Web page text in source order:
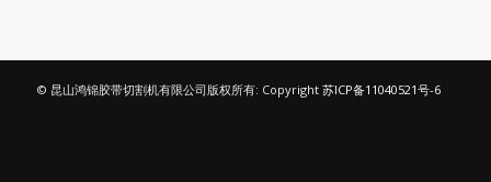
© 昆山鸿锦胶带切割机有限公司版权所有: Copyright 苏ICP备11040521号-6